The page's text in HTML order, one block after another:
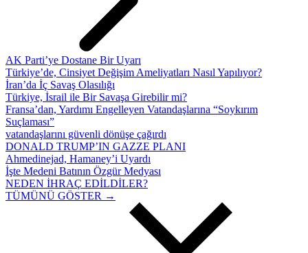
AK Parti’ye Dostane Bir Uyarı
Türkiye’de, Cinsiyet Değişim Ameliyatları Nasıl Yapılıyor?
İran’da İç Savaş Olasılığı
Türkiye, İsrail ile Bir Savaşa Girebilir mi?
Fransa’dan, Yardımı Engelleyen Vatandaşlarına “Soykırım
Suçlaması”
vatandaşlarını güvenli dönüşe çağırdı
DONALD TRUMP’IN GAZZE PLANI
Ahmedinejad, Hamaney’i Uyardı
İşte Medeni Batının Özgür Medyası
NEDEN İHRAÇ EDİLDİLER?
TÜMÜNÜ GÖSTER →